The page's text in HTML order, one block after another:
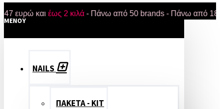
καιέως 2 κιλά- Πάνω από 50 brands - Πάνω από 18.000
MENOY
NAILS
ΠΑΚΕΤΑ - ΚΙΤ